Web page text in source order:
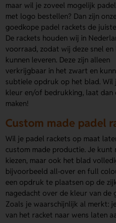
maar wil je zoveel mogelijk
met logo bestellen? Dan zijn
goedkope padel rackets de
De rackets houden wij in
voorraad, zodat wij deze snel
kunnen leveren. Deze zijn alleen
verkrijgbaar in het zwart en
subtiele opdruk op het blad. Wil
kleur en/of bedrukking, laat dan
maken!
Custom made padel
Wil je padel rackets op maat
custom made productie. Je kunt
kiezen, maar ook het blad
bijvoorbeeld all-over en full
een opdruk te plaatsen op de
nagedacht over de kleur van de
Zoals je waarschijnlijk al merkt:
van het racket naar wens laten